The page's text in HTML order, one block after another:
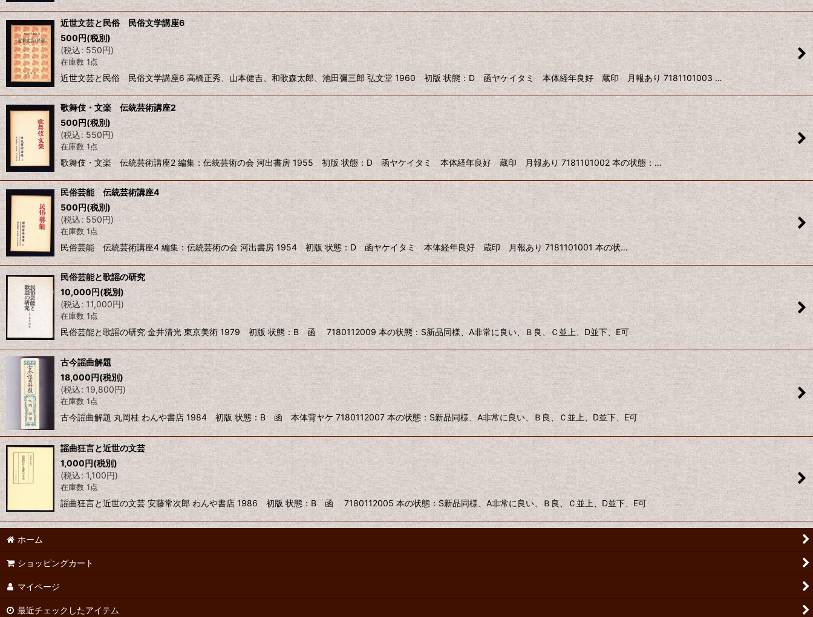
近世文芸と民俗 民俗文学講座6
500円(税別)
(税込: 550円)
在庫数 1点
近世文芸と民俗 民俗文学講座6 高橋正秀、山本健吉、和歌森太郎、池田彌三郎 弘文堂 1960 初版 状態：D 函ヤケイタミ 本体経年良好 蔵印 月報あり 7181101003 …
歌舞伎・文楽 伝統芸術講座2
500円(税別)
(税込: 550円)
在庫数 1点
歌舞伎・文楽 伝統芸術講座2 編集：伝統芸術の会 河出書房 1955 初版 状態：D 函ヤケイタミ 本体経年良好 蔵印 月報あり 7181101002 本の状態：…
民俗芸能 伝統芸術講座4
500円(税別)
(税込: 550円)
在庫数 1点
民俗芸能 伝統芸術講座4 編集：伝統芸術の会 河出書房 1954 初版 状態：D 函ヤケイタミ 本体経年良好 蔵印 月報あり 7181101001 本の状…
民俗芸能と歌謡の研究
10,000円(税別)
(税込: 11,000円)
在庫数 1点
民俗芸能と歌謡の研究 金井清光 東京美術 1979 初版 状態：B 函 7180112009 本の状態：S新品同様、A非常に良い、Ｂ良、Ｃ並上、D並下、E可
古今謡曲解題
18,000円(税別)
(税込: 19,800円)
在庫数 1点
古今謡曲解題 丸岡桂 わんや書店 1984 初版 状態：B 函 本体背ヤケ 7180112007 本の状態：S新品同様、A非常に良い、Ｂ良、Ｃ並上、D並下、E可
謡曲狂言と近世の文芸
1,000円(税別)
(税込: 1,100円)
在庫数 1点
謡曲狂言と近世の文芸 安藤常次郎 わんや書店 1986 初版 状態：B 函 7180112005 本の状態：S新品同様、A非常に良い、Ｂ良、Ｃ並上、D並下、E可
ホーム
ショッピングカート
マイページ
最近チェックしたアイテム